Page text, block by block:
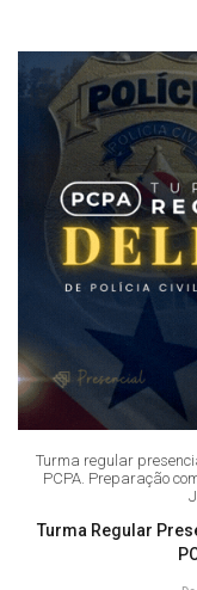
Turma regular
PCPA. Preparação
Turma Regular